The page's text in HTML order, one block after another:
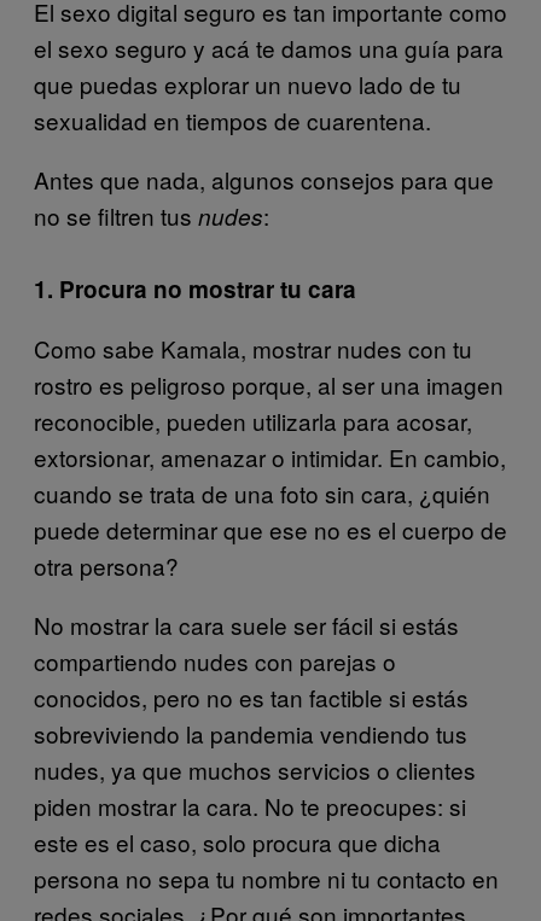
El sexo digital seguro es tan importante como
el sexo seguro y acá te damos una guía para
que puedas explorar un nuevo lado de tu
sexualidad en tiempos de cuarentena.
Antes que nada, algunos consejos para que
no se filtren tus nudes:
1. Procura no mostrar tu cara
Como sabe Kamala, mostrar nudes con tu
rostro es peligroso porque, al ser una imagen
reconocible, pueden utilizarla para acosar,
extorsionar, amenazar o intimidar. En cambio,
cuando se trata de una foto sin cara, ¿quién
puede determinar que ese no es el cuerpo de
otra persona?
No mostrar la cara suele ser fácil si estás
compartiendo nudes con parejas o
conocidos, pero no es tan factible si estás
sobreviviendo la pandemia vendiendo tus
nudes, ya que muchos servicios o clientes
piden mostrar la cara. No te preocupes: si
este es el caso, solo procura que dicha
persona no sepa tu nombre ni tu contacto en
redes sociales. ¿Por qué son importantes